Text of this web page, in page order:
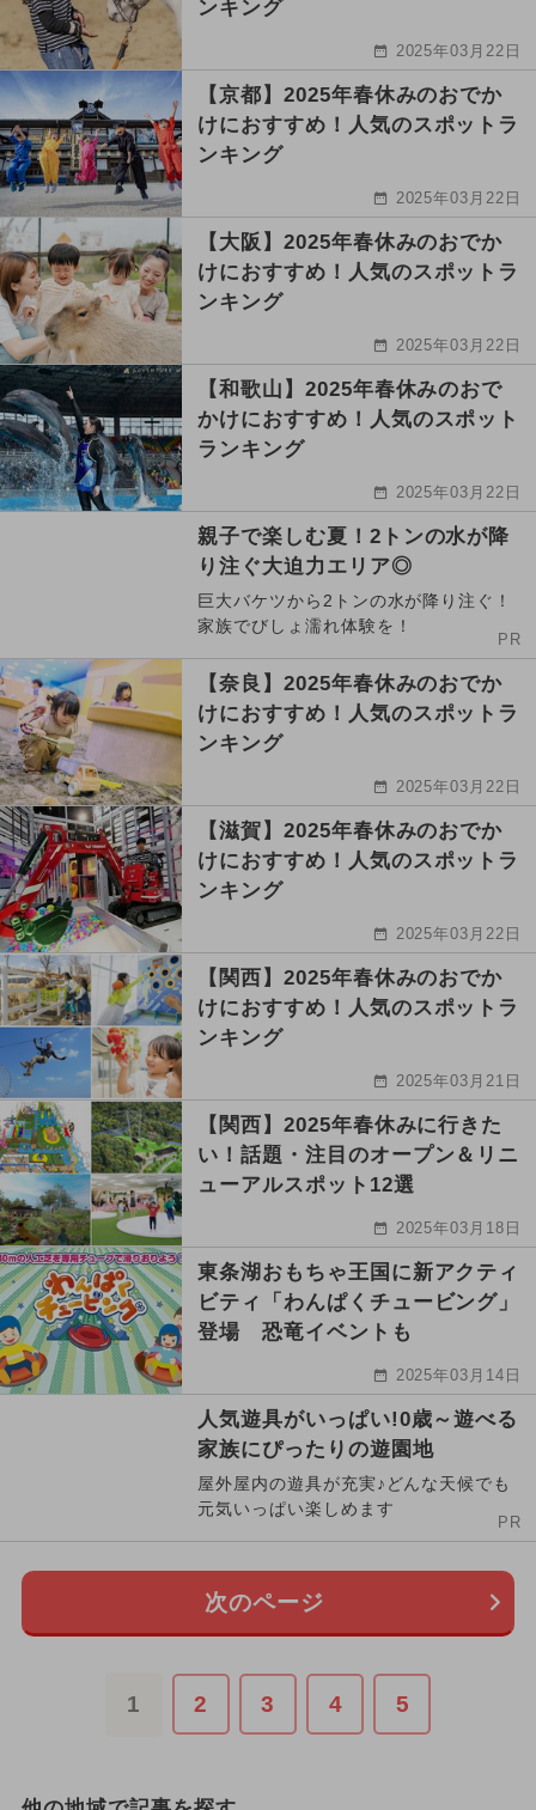
ンキング
2025年03月22日
【京都】2025年春休みのおでか
けにおすすめ！人気のスポットラ
ンキング
2025年03月22日
【大阪】2025年春休みのおでか
けにおすすめ！人気のスポットラ
ンキング
2025年03月22日
【和歌山】2025年春休みのおで
かけにおすすめ！人気のスポット
ランキング
2025年03月22日
親子で楽しむ夏！2トンの水が降
り注ぐ大迫力エリア◎
巨大バケツから2トンの水が降り注ぐ！
家族でびしょ濡れ体験を！
PR
【奈良】2025年春休みのおでか
けにおすすめ！人気のスポットラ
ンキング
2025年03月22日
【滋賀】2025年春休みのおでか
けにおすすめ！人気のスポットラ
ンキング
2025年03月22日
【関西】2025年春休みのおでか
けにおすすめ！人気のスポットラ
ンキング
2025年03月21日
【関西】2025年春休みに行きた
い！話題・注目のオープン＆リニ
ューアルスポット12選
2025年03月18日
東条湖おもちゃ王国に新アクティ
ビティ「わんぱくチュービング」
登場 恐竜イベントも
2025年03月14日
人気遊具がいっぱい!0歳～遊べる
家族にぴったりの遊園地
屋外屋内の遊具が充実♪どんな天候でも
元気いっぱい楽しめます
PR
次のページ
1 2 3 4 5